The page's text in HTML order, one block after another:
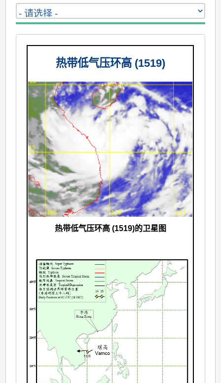
热带低气压环高 (1519)
热带低气压环高 (1519)的卫星图